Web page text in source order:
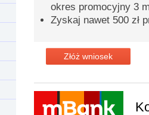
okres promocyjny 3
Zyskaj nawet 500 zł
Złóż wniosek